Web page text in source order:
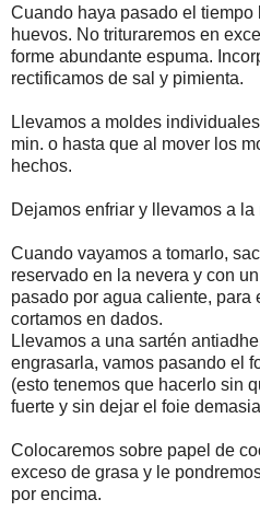
Cuando haya pasado el
huevos. No trituraremos en
forme abundante espuma.
rectificamos de sal y pimienta.
Llevamos a moldes
min. o hasta que al mover los
hechos.
Dejamos enfriar y llevamos a la
Cuando vayamos a tomarlo,
reservado en la nevera y con
pasado por agua caliente, para
cortamos en dados.
Llevamos a una sartén
engrasarla, vamos pasando el
(esto tenemos que hacerlo sin
fuerte y sin dejar el foie
Colocaremos sobre papel de
exceso de grasa y le
por encima.